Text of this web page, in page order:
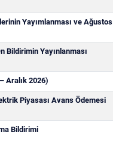
Yayımlanması ve Ağustos
Bildirimin Yayınlanması
Aralık 2026)
Piyasası Avans Ödemesi
Bildirimi